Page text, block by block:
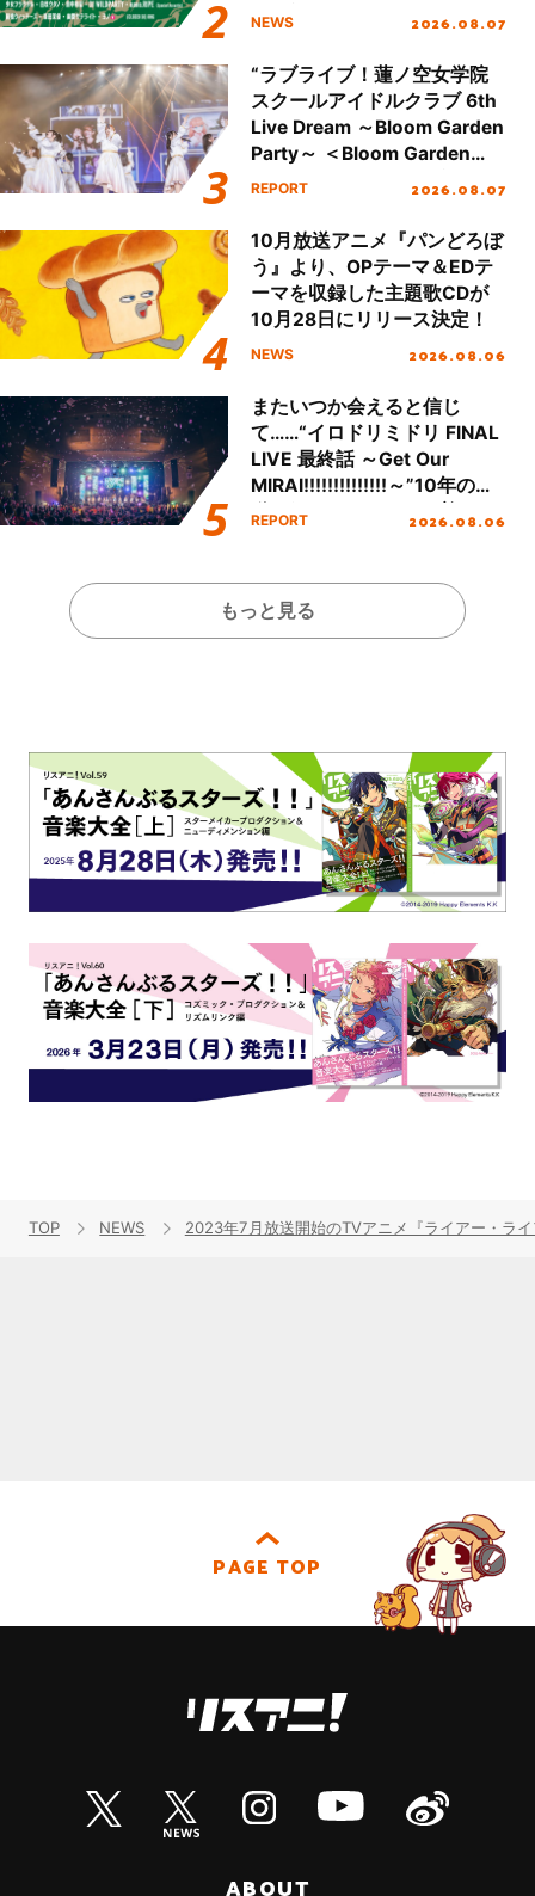
し、初となる第3ステージの
NEWS 2026.08.07
“ラブライブ！蓮ノ空女学院
スクールアイドルクラブ 6th
Live Dream ～Bloom Garden
Party～ ＜Bloom Garden
Party Stage／埼玉公演＞”
REPORT 2026.08.07
10月放送アニメ『パンどろぼ
う』より、OPテーマ＆EDテ
ーマを収録した主題歌CDが
10月28日にリリース決定！
NEWS 2026.08.06
またいつか会えると信じ
て……“イロドリミドリ FINAL
LIVE 最終話 ～Get Our
MIRAI!!!!!!!!!!!!!!～”10年の活
動を経てファイナルを迎える
REPORT 2026.08.06
もっと見る
TOP NEWS 2023年7月放送開始のTVアニメ『ライアー・ラ
PAGE TOP
ABOUT